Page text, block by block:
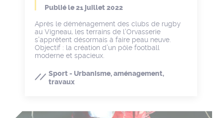
Publié le21 juillet 2022
Après le déménagement des clubs de rugby
au Vigneau, les terrains de l’Orvasserie
s’apprêtent désormais à faire peau neuve.
Objectif : la création d’un pôle football
moderne et spacieux.
Sport - Urbanisme, aménagement,
travaux